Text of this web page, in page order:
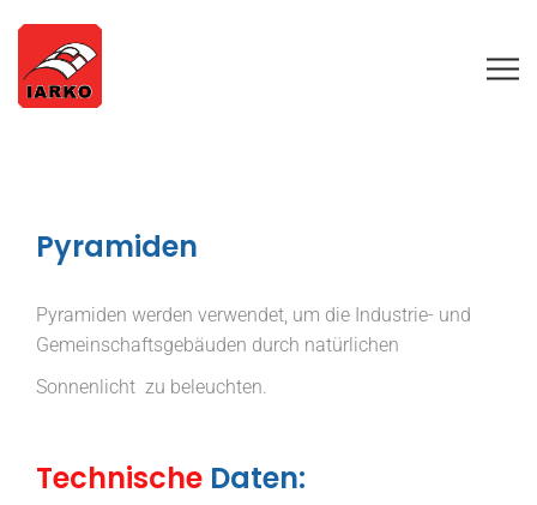
Pyramiden
Pyramiden werden verwendet, um die Industrie- und
Gemeinschaftsgebäuden durch natürlichen
Sonnenlicht zu beleuchten.
Technische Daten: